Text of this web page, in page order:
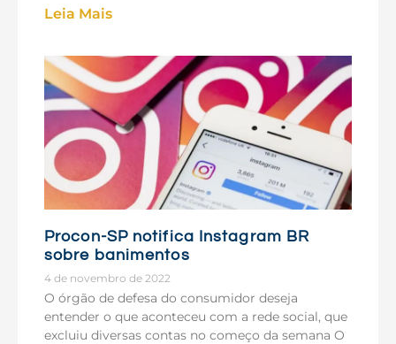
Leia Mais
Procon-SP notifica Instagram BR
sobre banimentos
4 de novembro de 2022
O órgão de defesa do consumidor deseja
entender o que aconteceu com a rede social, que
excluiu diversas contas no começo da semana O